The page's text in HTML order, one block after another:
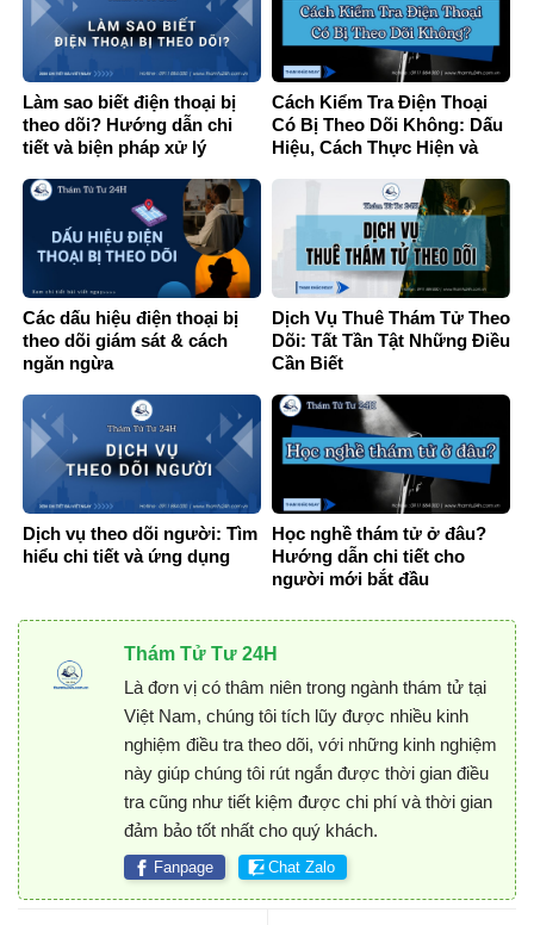
Làm sao biết điện thoại bị
theo dõi? Hướng dẫn chi
tiết và biện pháp xử lý
Cách Kiểm Tra Điện Thoại
Có Bị Theo Dõi Không: Dấu
Hiệu, Cách Thực Hiện và
Các dấu hiệu điện thoại bị
theo dõi giám sát & cách
ngăn ngừa
Dịch Vụ Thuê Thám Tử Theo
Dõi: Tất Tần Tật Những Điều
Cần Biết
Dịch vụ theo dõi người: Tìm
hiểu chi tiết và ứng dụng
Học nghề thám tử ở đâu?
Hướng dẫn chi tiết cho
người mới bắt đầu
Thám Tử Tư 24H
Là đơn vị có thâm niên trong ngành thám tử tại
Việt Nam, chúng tôi tích lũy được nhiều kinh
nghiệm điều tra theo dõi, với những kinh nghiệm
này giúp chúng tôi rút ngắn được thời gian điều
tra cũng như tiết kiệm được chi phí và thời gian
đảm bảo tốt nhất cho quý khách.
Fanpage Chat Zalo